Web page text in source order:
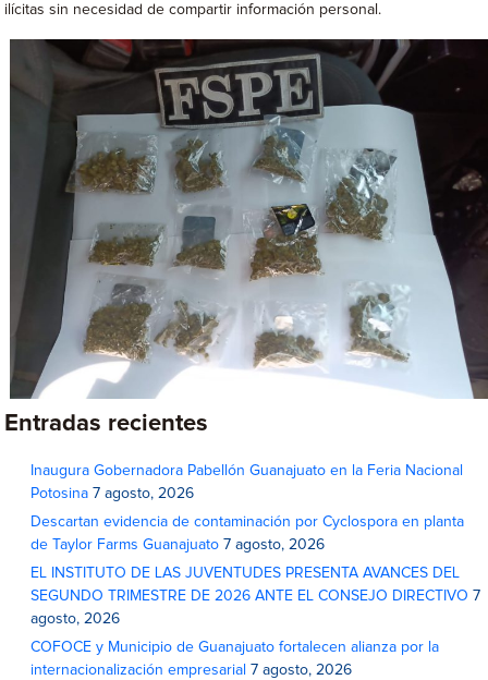
ilícitas sin necesidad de compartir información personal.
Entradas recientes
Inaugura Gobernadora Pabellón Guanajuato en la Feria Nacional
Potosina 7 agosto, 2026
Descartan evidencia de contaminación por Cyclospora en planta
de Taylor Farms Guanajuato 7 agosto, 2026
EL INSTITUTO DE LAS JUVENTUDES PRESENTA AVANCES DEL
SEGUNDO TRIMESTRE DE 2026 ANTE EL CONSEJO DIRECTIVO 7
agosto, 2026
COFOCE y Municipio de Guanajuato fortalecen alianza por la
internacionalización empresarial 7 agosto, 2026